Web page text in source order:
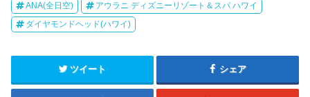
ANA(全日空)
アウラニ ディズニーリゾート＆スパ ハワイ
ダイヤモンドヘッド(ハワイ)
ツイート シェア